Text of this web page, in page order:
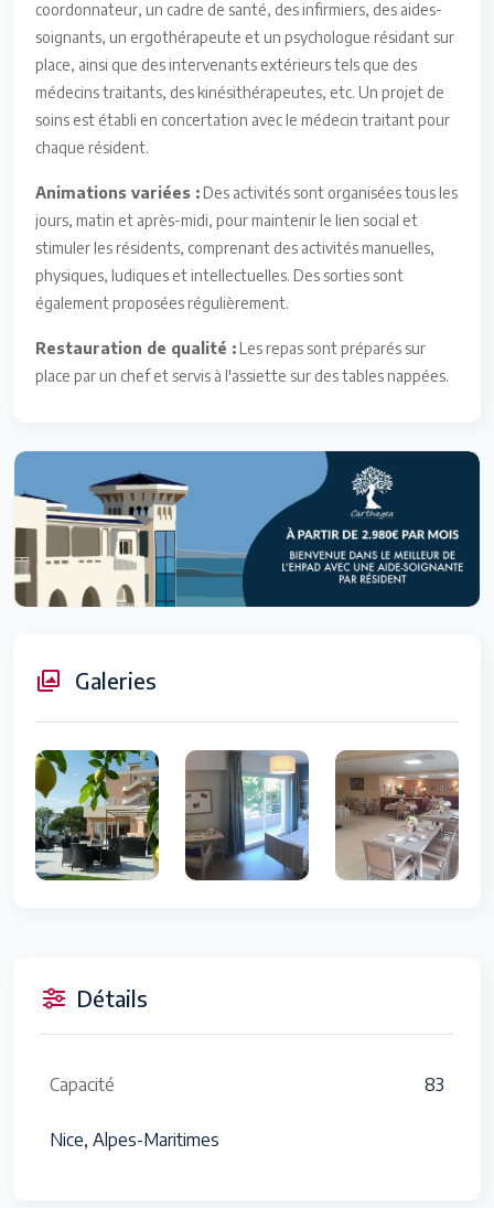
coordonnateur, un cadre de santé, des infirmiers, des aides-
soignants, un ergothérapeute et un psychologue résidant sur
place, ainsi que des intervenants extérieurs tels que des
médecins traitants, des kinésithérapeutes, etc. Un projet de
soins est établi en concertation avec le médecin traitant pour
chaque résident.
Animations variées :Des activités sont organisées tous les
jours, matin et après-midi, pour maintenir le lien social et
stimuler les résidents, comprenant des activités manuelles,
physiques, ludiques et intellectuelles. Des sorties sont
également proposées régulièrement.
Restauration de qualité :Les repas sont préparés sur
place par un chef et servis à l'assiette sur des tables nappées.
Galeries
Détails
Capacité 83
Nice, Alpes-Maritimes